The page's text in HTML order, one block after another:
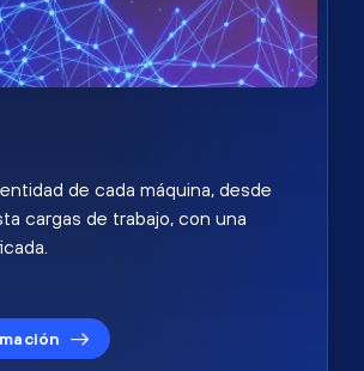
de cada máquina, desde
cargas de trabajo, con una